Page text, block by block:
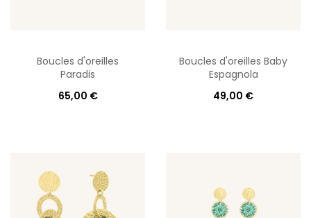
Boucles d'oreilles
Paradis
65,00 €
Boucles d'oreilles Baby
Espagnola
49,00 €